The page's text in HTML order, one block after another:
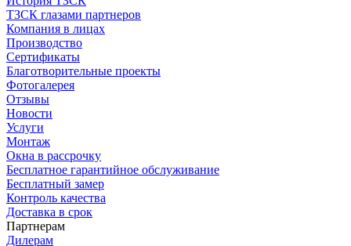
ТЗСК глазами партнеров
Компания в лицах
Производство
Сертификаты
Благотворительные проекты
Фотогалерея
Отзывы
Новости
Услуги
Монтаж
Окна в рассрочку
Бесплатное гарантийное обслуживание
Бесплатный замер
Контроль качества
Доставка в срок
Партнерам
Дилерам